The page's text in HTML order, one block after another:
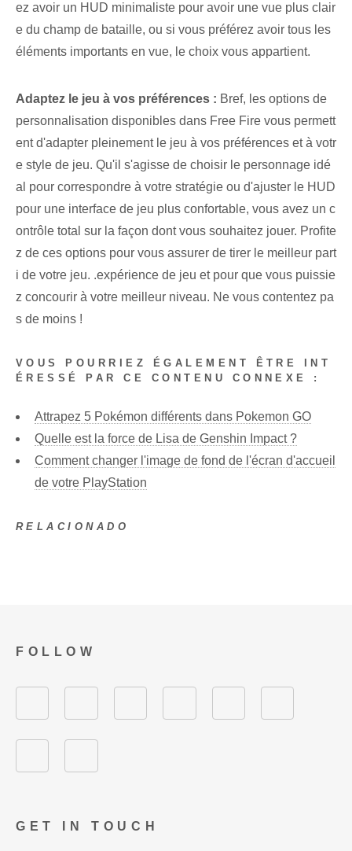
ez avoir un HUD minimaliste pour avoir une vue plus clair
e du champ de bataille, ou si vous préférez avoir tous les
éléments importants en vue, le choix vous appartient.
Adaptez le jeu à vos préférences : Bref, les options de
personnalisation disponibles dans Free Fire vous permett
ent d'adapter pleinement le jeu à vos préférences et à votr
e style de jeu. Qu'il s'agisse de choisir le personnage idé
al pour correspondre à votre stratégie ou d'ajuster le HUD
pour une interface de jeu plus confortable, vous avez un c
ontrôle total sur la façon dont vous souhaitez jouer. Profite
z de ces options pour vous assurer de tirer le meilleur part
i de votre jeu. .expérience de jeu et pour que vous puissie
z concourir à votre meilleur niveau. Ne vous contentez pa
s de moins !
VOUS POURRIEZ ÉGALEMENT ÊTRE INT
ÉRESSÉ PAR CE CONTENU CONNEXE :
Attrapez 5 Pokémon différents dans Pokemon GO
Quelle est la force de Lisa de Genshin Impact ?
Comment changer l'image de fond de l'écran d'accueil
de votre PlayStation
RELACIONADO
GET IN TOUCH
FOLLOW